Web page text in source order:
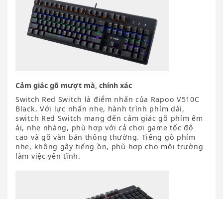
Cảm giác gõ mượt mà, chính xác
Switch Red Switch là điểm nhấn của Rapoo V510C
Black. Với lực nhấn nhẹ, hành trình phím dài,
switch Red Switch mang đến cảm giác gõ phím êm
ái, nhẹ nhàng, phù hợp với cả chơi game tốc độ
cao và gõ văn bản thông thường. Tiếng gõ phím
nhẹ, không gây tiếng ồn, phù hợp cho môi trường
làm việc yên tĩnh.